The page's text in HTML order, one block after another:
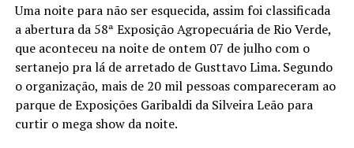
Uma noite para não ser esquecida, assim foi classificada
a abertura da 58ª Exposição Agropecuária de Rio Verde,
que aconteceu na noite de ontem 07 de julho com o
sertanejo pra lá de arretado de Gusttavo Lima. Segundo
o organização, mais de 20 mil pessoas compareceram ao
parque de Exposições Garibaldi da Silveira Leão para
curtir o mega show da noite.